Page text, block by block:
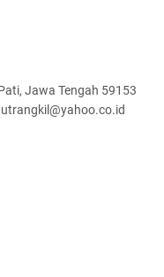
Jawa Tengah 59153